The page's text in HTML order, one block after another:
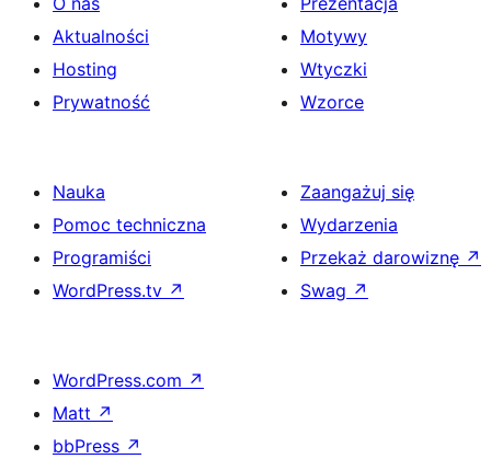
Aktualności
Hosting
Prywatność
Motywy
Wtyczki
Wzorce
Nauka
Pomoc techniczna
Programiści
WordPress.tv ↗
Zaangażuj się
Wydarzenia
Przekaż darowiznę ↗
Swag ↗
WordPress.com ↗
Matt ↗
bbPress ↗